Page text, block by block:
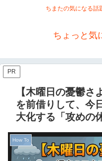
ちまたの気になる話
ちょっと気
PR
【木曜日の憂鬱さ
を前借りして、今
大化する「攻めの
How To